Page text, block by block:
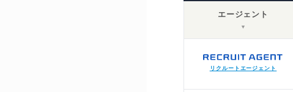
エージェント
▼
リクルートエージェント